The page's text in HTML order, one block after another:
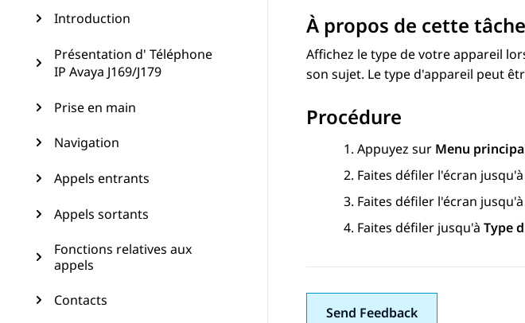
Introduction
Présentation d' Téléphone
IP Avaya J169/J179
Prise en main
Navigation
Appels entrants
Appels sortants
Fonctions relatives aux
appels
Contacts
À propos de cette tâche
Affichez le type de votre appareil
son sujet. Le type d'appareil peut
Procédure
Appuyez sur Menu
Faites défiler l'écran jusqu'à
Faites défiler l'écran jusqu'à
Faites défiler jusqu'à Type
Send Feedback